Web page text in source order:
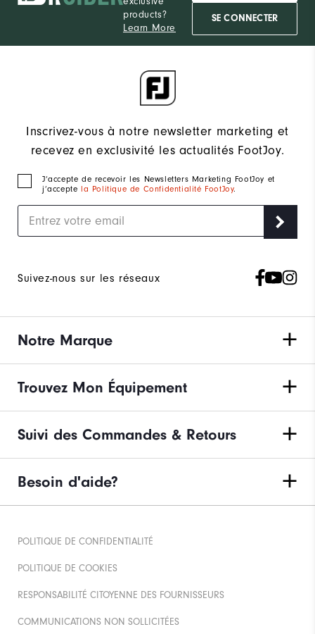
products?
Learn More
SE CONNECTER
Inscrivez-vous à notre newsletter marketing et
recevez en exclusivité les actualités FootJoy.
J‘accepte de recevoir les Newsletters Marketing FootJoy et
j’accepte la Politique de Confidentialité FootJoy.
Suivez-nous sur les réseaux
Notre Marque
Trouvez Mon Équipement
Suivi des Commandes & Retours
Besoin d'aide?
POLITIQUE DE CONFIDENTIALITÉ
POLITIQUE DE COOKIES
RESPONSABILITÉ CITOYENNE DES FOURNISSEURS
COMMUNICATIONS NON SOLLICITÉES